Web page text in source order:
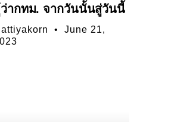
ากทม. จากวันนั้นสู่วันนี้
June 21,